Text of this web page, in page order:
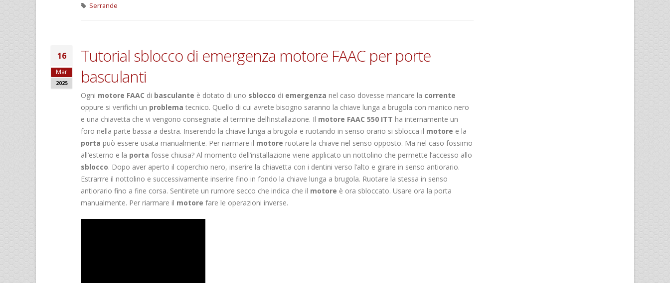
Serrande
16
Mar
2025
Tutorial sblocco di emergenza motore FAAC per porte
basculanti
Ogni motore FAAC di basculante è dotato di uno sblocco di emergenza nel caso dovesse mancare la corrente
oppure si verifichi un problema tecnico. Quello di cui avrete bisogno saranno la chiave lunga a brugola con manico nero
e una chiavetta che vi vengono consegnate al termine dell’installazione. Il motore FAAC 550 ITT ha internamente un
foro nella parte bassa a destra. Inserendo la chiave lunga a brugola e ruotando in senso orario si sblocca il motore e la
porta può essere usata manualmente. Per riarmare il motore ruotare la chiave nel senso opposto. Ma nel caso fossimo
all’esterno e la porta fosse chiusa? Al momento dell’installazione viene applicato un nottolino che permette l’accesso allo
sblocco. Dopo aver aperto il coperchio nero, inserire la chiavetta con i dentini verso l’alto e girare in senso antiorario.
Estrarrre il nottolino e successivamente inserire fino in fondo la chiave lunga a brugola. Ruotare la stessa in senso
antiorario fino a fine corsa. Sentirete un rumore secco che indica che il motore è ora sbloccato. Usare ora la porta
manualmente. Per riarmare il motore fare le operazioni inverse.